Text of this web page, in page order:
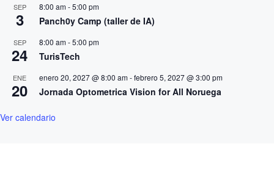
SEP
3
8:00 am-5:00 pm
Panch0y Camp (taller de IA)
SEP
24
8:00 am-5:00 pm
TurisTech
ENE
20
enero 20, 2027 @ 8:00 am-febrero 5, 2027 @ 3:00 pm
Jornada Optometrica Vision for All Noruega
Ver calendario